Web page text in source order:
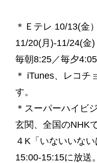
＊Ｅテレ 10/13(金
11/20(月)-11/24(金)
毎朝8:25／毎夕
＊ iTunes、レコチ
す。
＊スーパーハイビ
玄関、全国のNHK
４K「いないいな
15:00-15:15に放送。